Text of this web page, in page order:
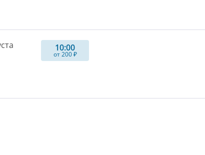
10:00
от 200 ₽